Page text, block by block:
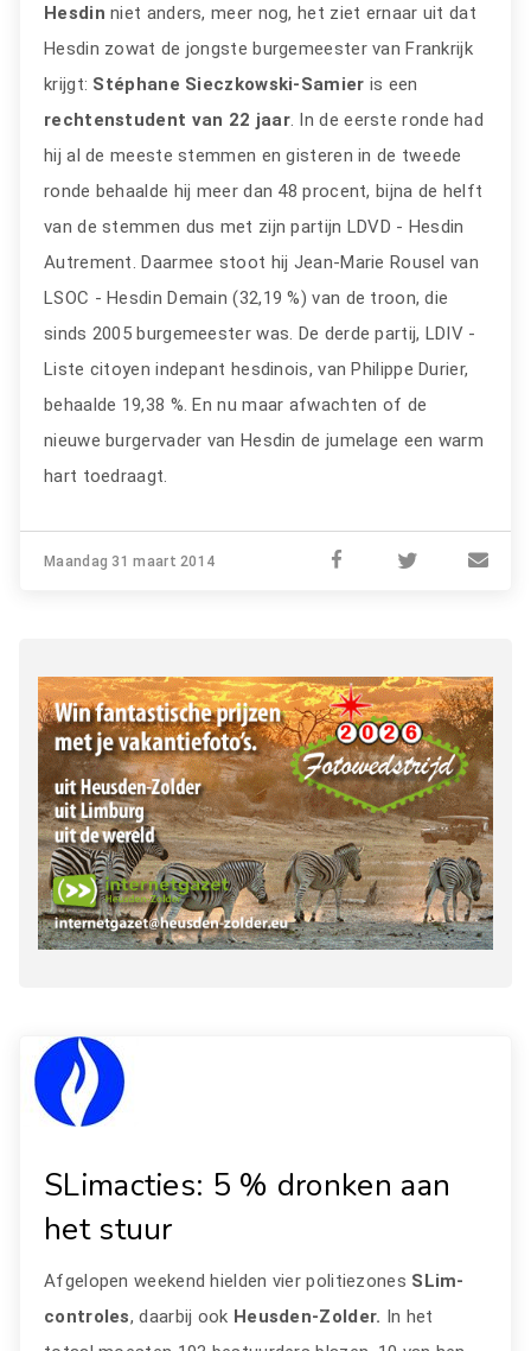
Hesdinniet anders, meer nog, het ziet ernaar uit dat
Hesdin zowat de jongste burgemeester van Frankrijk
krijgt: Stéphane Sieczkowski-Samier is een
rechtenstudent van 22 jaar. In de eerste ronde had
hij al de meeste stemmen en gisteren in de tweede
ronde behaalde hij meer dan 48 procent, bijna de helft
van de stemmen dus met zijn partijn LDVD - Hesdin
Autrement. Daarmee stoot hij Jean-Marie Rousel van
LSOC - Hesdin Demain (32,19 %) van de troon, die
sinds 2005 burgemeester was. De derde partij, LDIV -
Liste citoyen indepant hesdinois, van Philippe Durier,
behaalde 19,38 %. En nu maar afwachten of de
nieuwe burgervader van Hesdin de jumelage een warm
hart toedraagt.
Maandag 31 maart 2014
SLimacties: 5 % dronken aan
het stuur
Afgelopen weekend hielden vier politiezones SLim-
controles, daarbij ook Heusden-Zolder. In het